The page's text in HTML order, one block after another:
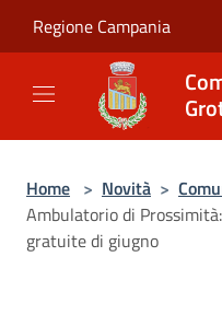
Regione Campania
Home > Novità >
Ambulatorio di
gratuite di giugno